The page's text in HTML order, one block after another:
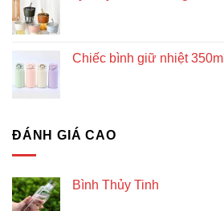
Chiếc bình giữ nhiệt 350ml
ĐÁNH GIÁ CAO
Bình Thủy Tinh